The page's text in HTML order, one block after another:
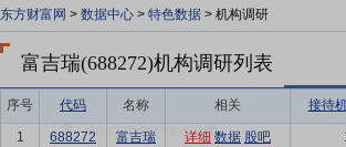
东方财富网 > 数据中心 > 特色数据 > 机构调研
富吉瑞(688272)机构调研列表
序号 代码 名称 相关 接待
1 688272 富吉瑞 详细 数据 股吧